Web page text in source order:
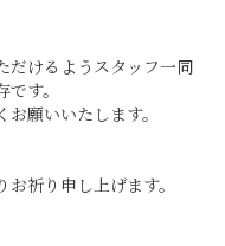
だけるようスタッフ一同
す。
願いいたします。
祈り申し上げます。